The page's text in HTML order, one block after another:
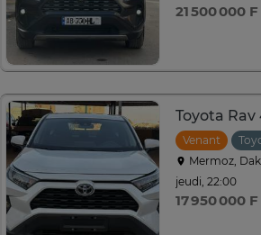
21 500 000
Toyota Rav
Venant
Mermoz,
jeudi, 22:00
17 950 000